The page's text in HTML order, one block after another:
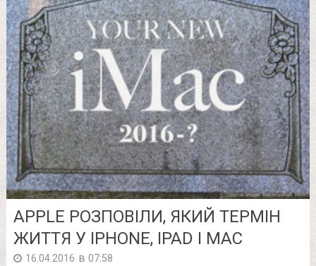
APPLE РОЗПОВІЛИ, ЯКИЙ ТЕРМІН
ЖИТТЯ У IPHONE, IPAD І MAC
16.04.2016 в 07:58